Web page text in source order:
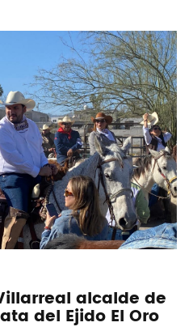
alcalde de
del Ejido El Oro